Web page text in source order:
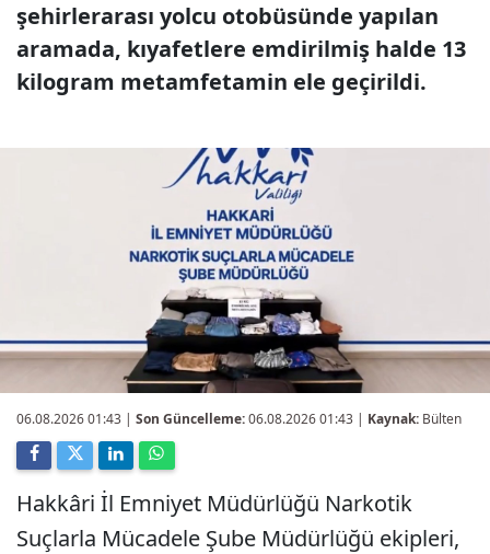
şehirlerarası yolcu otobüsünde yapılan
aramada, kıyafetlere emdirilmiş halde 13
kilogram metamfetamin ele geçirildi.
06.08.2026 01:43 | Son Güncelleme:06.08.2026 01:43 | Kaynak: Bülten
Hakkâri İl Emniyet Müdürlüğü Narkotik
Suçlarla Mücadele Şube Müdürlüğü ekipleri,